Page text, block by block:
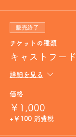
販売終了
チケットの種類
キャストフード
詳細を見る
価格
￥1,000
+￥100 消費税